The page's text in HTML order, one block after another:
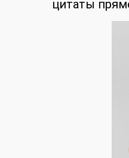
цитаты